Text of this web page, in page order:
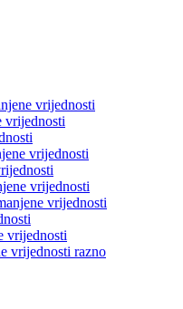
vrijednosti
vrijednosti
vrijednosti
vrijednosti
vrijednosti
vrijednosti
vrijednosti razno